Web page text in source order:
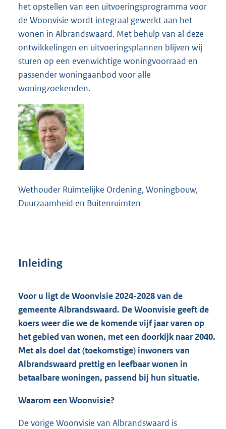
het opstellen van een uitvoeringsprogramma voor
de Woonvisie wordt integraal gewerkt aan het
wonen in Albrandswaard. Met behulp van al deze
ontwikkelingen en uitvoeringsplannen blijven wij
sturen op een evenwichtige woningvoorraad en
passender woningaanbod voor alle
woningzoekenden.
Wethouder Ruimtelijke Ordening, Woningbouw,
Duurzaamheid en Buitenruimten
Inleiding
Voor u ligt de Woonvisie 2024-2028 van de
gemeente Albrandswaard. De Woonvisie geeft de
koers weer die we de komende vijf jaar varen op
het gebied van wonen, met een doorkijk naar 2040.
Met als doel dat (toekomstige) inwoners van
Albrandswaard prettig en leefbaar wonen in
betaalbare woningen, passend bij hun situatie.
Waarom een Woonvisie?
De vorige Woonvisie van Albrandswaard is